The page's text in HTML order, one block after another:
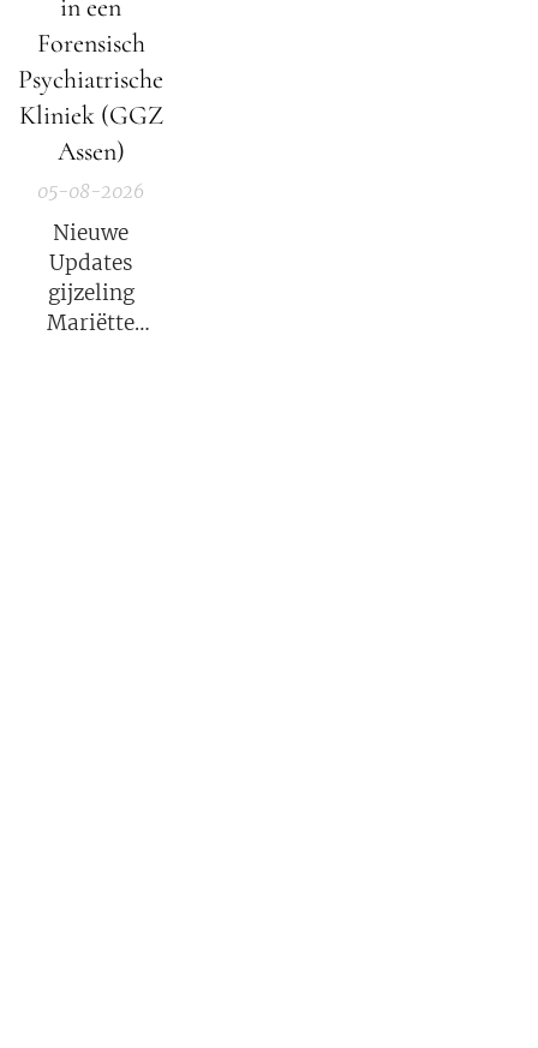
in een
Forensisch
Psychiatrische
Kliniek (GGZ
Assen)
05-08-2026
Nieuwe
Updates
gijzeling
Mariëtte